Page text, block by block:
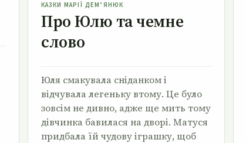
КАЗКИ МАРІЇ ДЕМ’ЯНЮК
Про Юлю та чемне
слово
Юля смакувала сніданком і
відчувала легеньку втому. Це було
зовсім не дивно, адже ще мить тому
дівчинка бавилася на дворі. Матуся
придбала їй чудову іграшку, щоб